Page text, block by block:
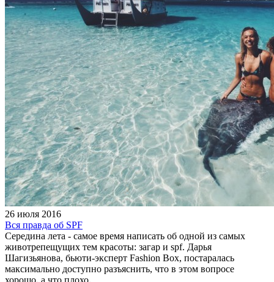
26 июля 2016
Вся правда об SPF
Середина лета - самое время написать об одной из самых
животрепещущих тем красоты: загар и spf. Дарья
Шагизьянова, бьюти-эксперт Fashion Box, постаралась
максимально доступно разъяснить, что в этом вопросе